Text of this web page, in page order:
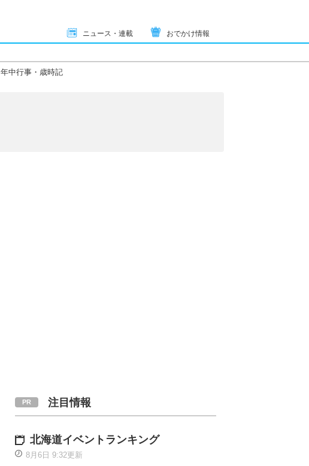
ニュース・連載 おでかけ情報
年中行事・歳時記
注目情報
北海道イベントランキング
8月6日 9:32更新